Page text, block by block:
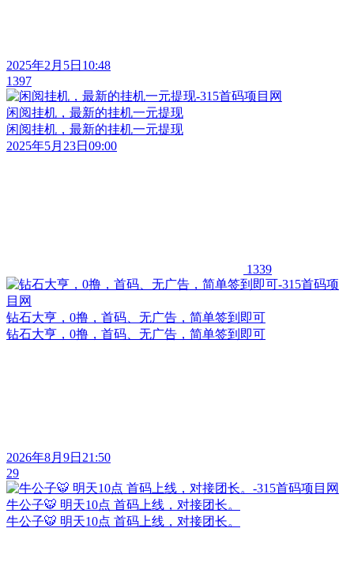
2025年2月5日10:48
1397
闲阅挂机，最新的挂机一元提现
闲阅挂机，最新的挂机一元提现
2025年5月23日09:00
1339
钻石大亨，0撸，首码、无广告，简单签到即可
钻石大亨，0撸，首码、无广告，简单签到即可
2026年8月9日21:50
29
牛公子🐯 明天10点 首码上线，对接团长。
牛公子🐯 明天10点 首码上线，对接团长。